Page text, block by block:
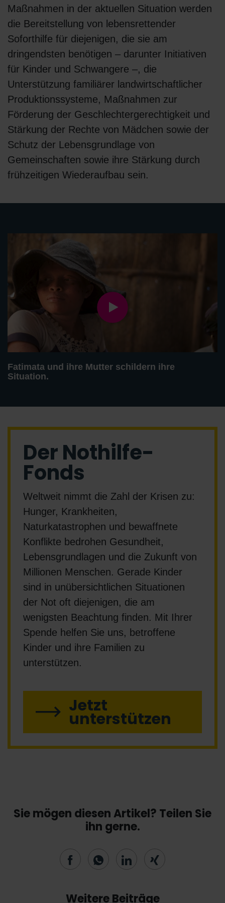
Maßnahmen in der aktuellen Situation werden
die Bereitstellung von lebensrettender
Soforthilfe für diejenigen, die sie am
dringendsten benötigen – darunter Initiativen
für Kinder und Schwangere –, die
Unterstützung familiärer landwirtschaftlicher
Produktionssysteme, Maßnahmen zur
Förderung der Geschlechtergerechtigkeit und
Stärkung der Rechte von Mädchen sowie der
Schutz der Lebensgrundlage von
Gemeinschaften sowie ihre Stärkung durch
frühzeitigen Wiederaufbau sein.
Fatimata und ihre Mutter schildern ihre
Situation.
Der Nothilfe-
Fonds
Weltweit nimmt die Zahl der Krisen zu:
Hunger, Krankheiten,
Naturkatastrophen und bewaffnete
Konflikte bedrohen Gesundheit,
Lebensgrundlagen und die Zukunft von
Millionen Menschen. Gerade Kinder
sind in unübersichtlichen Situationen
der Not oft diejenigen, die am
wenigsten Beachtung finden. Mit Ihrer
Spende helfen Sie uns, betroffene
Kinder und ihre Familien zu
unterstützen.
Jetzt
unterstützen
Sie mögen diesen Artikel? Teilen Sie
ihn gerne.
Weitere Beiträge